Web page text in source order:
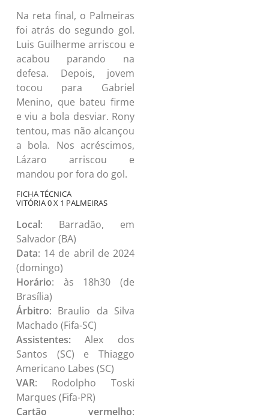
Na reta final, o Palmeiras
foi atrás do segundo gol.
Luis Guilherme arriscou e
acabou parando na
defesa. Depois, jovem
tocou para Gabriel
Menino, que bateu firme
e viu a bola desviar. Rony
tentou, mas não alcançou
a bola. Nos acréscimos,
Lázaro arriscou e
mandou por fora do gol.
FICHA TÉCNICA
VITÓRIA 0 X 1 PALMEIRAS
Local: Barradão, em
Salvador (BA)
Data: 14 de abril de 2024
(domingo)
Horário: às 18h30 (de
Brasília)
Árbitro: Braulio da Silva
Machado (Fifa-SC)
Assistentes:Alex dos
Santos (SC) e Thiaggo
Americano Labes (SC)
VAR: Rodolpho Toski
Marques (Fifa-PR)
Cartão vermelho: